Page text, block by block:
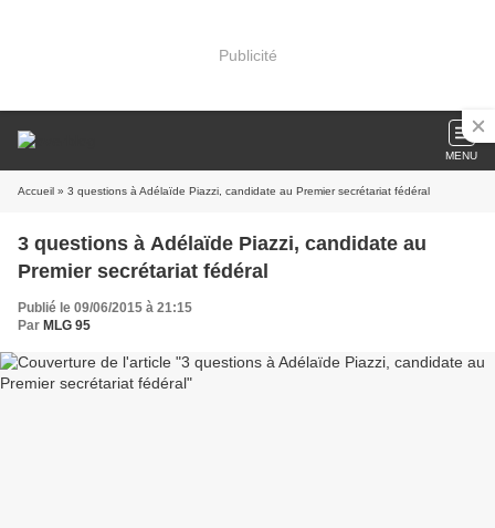
Publicité
MENU
Accueil » 3 questions à Adélaïde Piazzi, candidate au Premier secrétariat fédéral
3 questions à Adélaïde Piazzi, candidate au
Premier secrétariat fédéral
Publié le 09/06/2015 à 21:15
Par MLG 95